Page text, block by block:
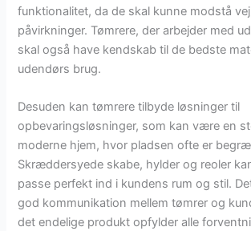
funktionalitet, da de skal kunne modstå
påvirkninger. Tømrere, der arbejder med
skal også have kendskab til de bedste
udendørs brug.
Desuden kan tømrere tilbyde løsninger til
opbevaringsløsninger, som kan være en
moderne hjem, hvor pladsen ofte er
Skræddersyede skabe, hylder og reoler
passe perfekt ind i kundens rum og stil.
god kommunikation mellem tømrer og
det endelige produkt opfylder alle